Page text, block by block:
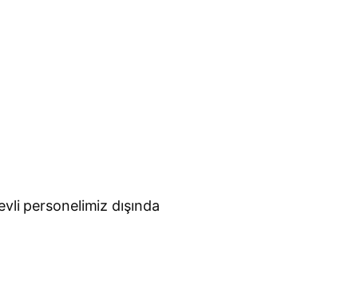
personelimiz dışında